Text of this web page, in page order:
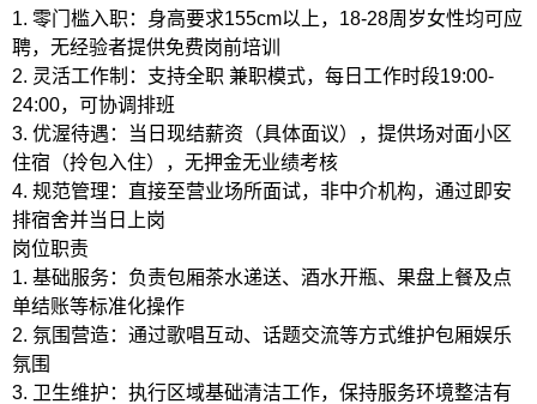
1. 零门槛入职：身高要求155cm以上，18-28周岁女性均可应
聘，无经验者提供免费岗前培训
2. 灵活工作制：支持全职 兼职模式，每日工作时段19:00-
24:00，可协调排班
3. 优渥待遇：当日现结薪资（具体面议），提供场对面小区
住宿（拎包入住），无押金无业绩考核
4. 规范管理：直接至营业场所面试，非中介机构，通过即安
排宿舍并当日上岗
岗位职责
1. 基础服务：负责包厢茶水递送、酒水开瓶、果盘上餐及点
单结账等标准化操作
2. 氛围营造：通过歌唱互动、话题交流等方式维护包厢娱乐
氛围
3. 卫生维护：执行区域基础清洁工作，保持服务环境整洁有